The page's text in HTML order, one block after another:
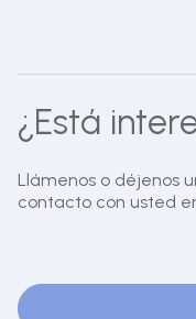
¿Está
Llámenos o déjenos
contacto con usted